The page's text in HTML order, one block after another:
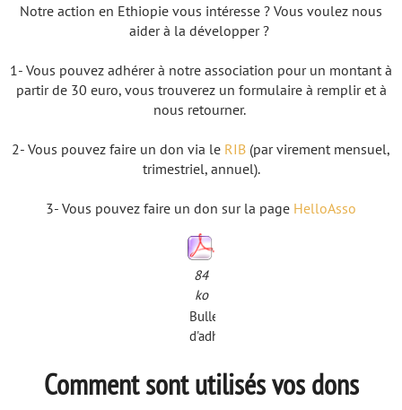
Notre action en Ethiopie vous intéresse ? Vous voulez nous
aider à la développer ?
1- Vous pouvez adhérer à notre association pour un montant à
partir de 30 euro, vous trouverez un formulaire à remplir et à
nous retourner.
2- Vous pouvez faire un don via le RIB (par virement mensuel,
trimestriel, annuel).
3- Vous pouvez faire un don sur la page HelloAsso
84
ko
Bulletin
d'adhésion
Comment sont utilisés vos dons